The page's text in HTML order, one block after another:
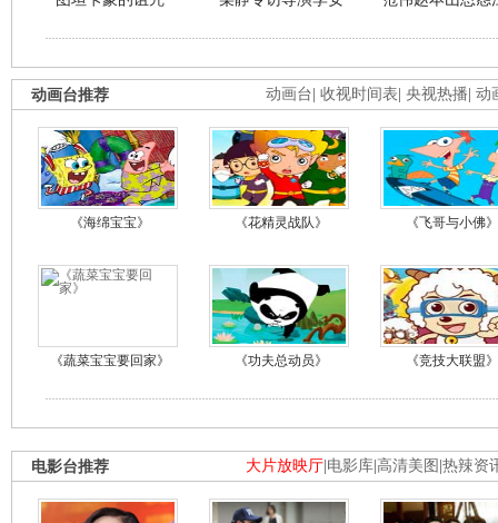
动画台 收视时间表 央视热播 动
动画台推荐
《海绵宝宝》 《花精灵战队》 《飞哥与小佛》
《蔬菜宝宝要回家》 《功夫总动员》 《竞技大联盟》
大片放映厅 电影库 高清美图 热辣资
电影台推荐